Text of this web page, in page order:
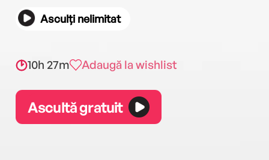
Asculți nelimitat
10h 27m Adaugă la wishlist
Ascultă gratuit